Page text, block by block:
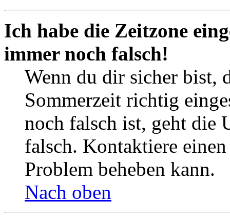
Ich habe die Zeitzone
immer noch falsch!
Wenn du dir sicher bist,
Sommerzeit richtig
noch falsch ist, geht die
falsch. Kontaktiere
Problem beheben kann.
Nach oben